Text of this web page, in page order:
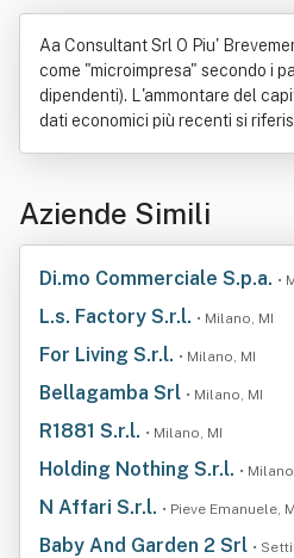
Aa Consultant Srl O Piu'
come "microimpresa" secondo i
dipendenti). L'ammontare del
dati economici più recenti si
Aziende Simili
Di.mo Commerciale S.p.a. •
L.s. Factory S.r.l. • Milano, MI
For Living S.r.l. • Milano, MI
Bellagamba Srl • Milano, MI
R1881 S.r.l. • Milano, MI
Holding Nothing S.r.l. •
N Affari S.r.l. • Pieve Emanuele,
Baby And Garden 2 Srl •